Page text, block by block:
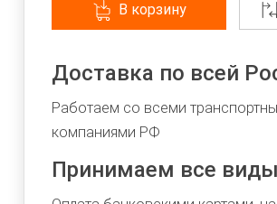
В корзину
Доставка по всей
Работаем со всеми
компаниями РФ
Принимаем все